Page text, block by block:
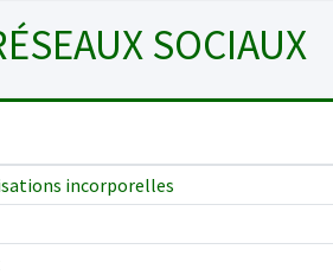
SOCIAUX
incorporelles